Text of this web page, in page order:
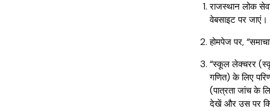
राजस्थान लोक
वेबसाइट पर जाएं।
होमपेज पर,
“स्कूल लेक्चरर
गणित) के लिए
(पात्रता जांच के
देखें और उस पर